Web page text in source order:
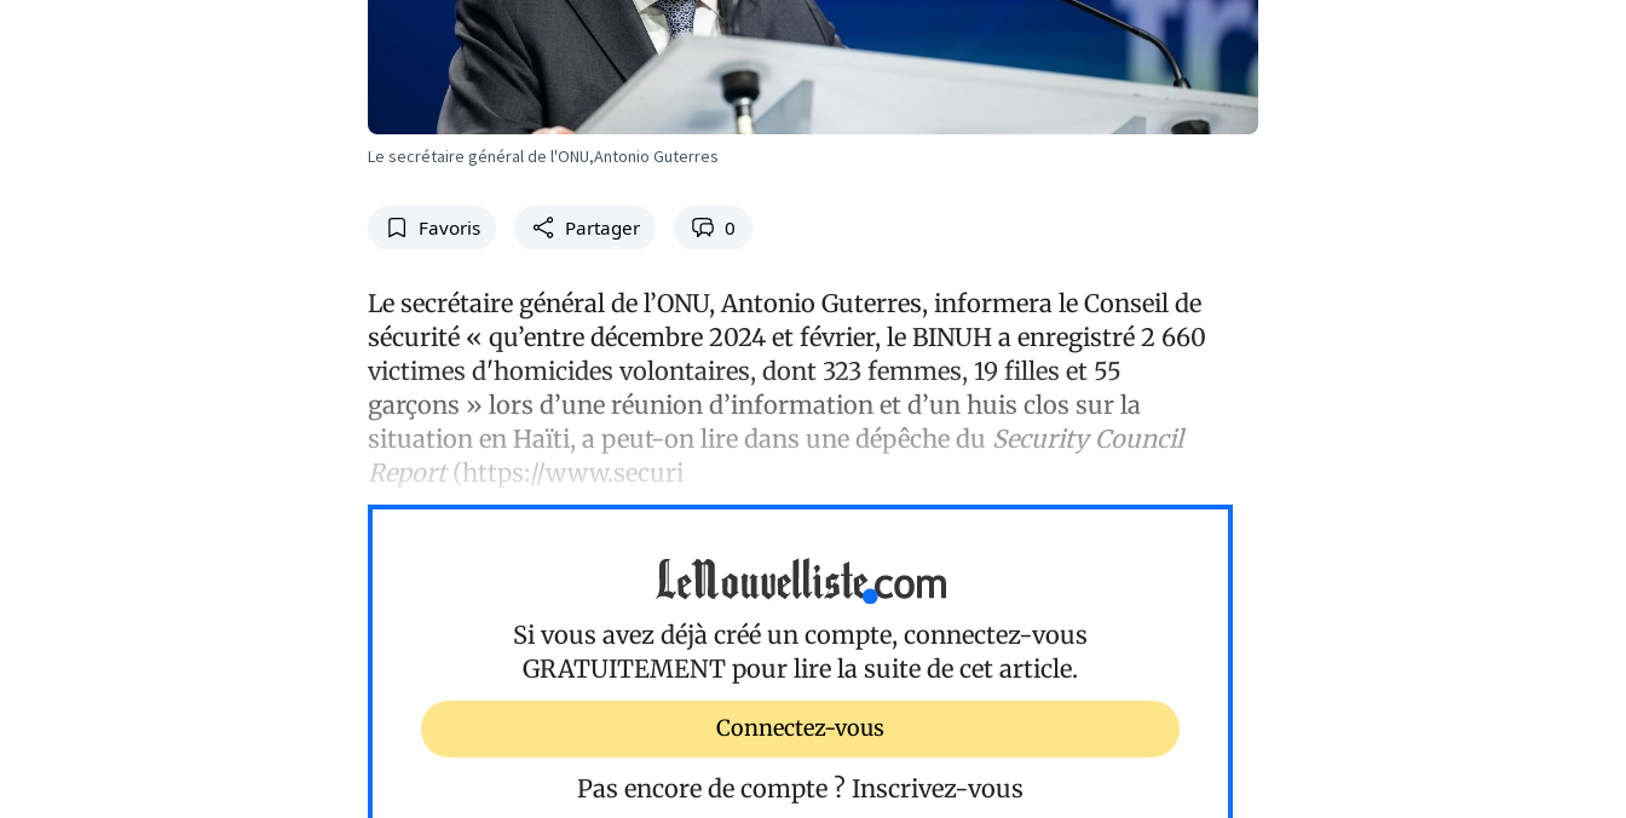
Le secrétaire général de l'ONU,Antonio Guterres
Favoris Partager 0
Le secrétaire général de l’ONU, Antonio Guterres, informera le Conseil de
sécurité « qu’entre décembre 2024 et février, le BINUH a enregistré 2 660
victimes d'homicides volontaires, dont 323 femmes, 19 filles et 55
garçons » lors d’une réunion d’information et d’un huis clos sur la
situation en Haïti, a peut-on lire dans une dépêche du Security Council
Report(https://www.securi
Si vous avez déjà créé un compte, connectez-vous
GRATUITEMENT pour lire la suite de cet article.
Connectez-vous
Pas encore de compte ? Inscrivez-vous